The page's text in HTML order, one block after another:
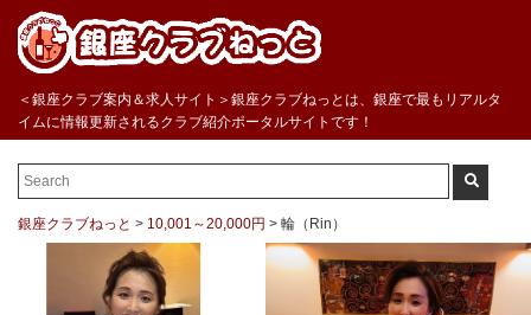
＜銀座クラブ案内＆求人サイト＞銀座クラブねっとは、銀座で最もリアルタ
イムに情報更新されるクラブ紹介ポータルサイトです！
銀座クラブねっと > 10,001～20,000円 > 輪（Rin）